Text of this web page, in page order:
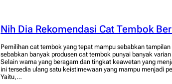
Nih Dia Rekomendasi Cat Tembok
Pemilihan cat tembok yang tepat mampu sebabkan
sebabkan banyak produsen cat tembok punyai banyak
Selain warna yang beragam dan tingkat keawetan yang
ini tersedia ulang satu keistimewaan yang mampu menjadi
Yaitu,…